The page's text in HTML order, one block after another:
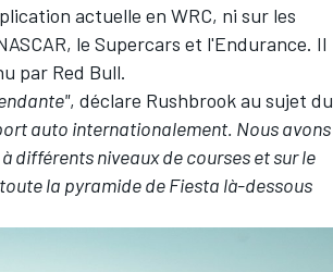
actuelle en WRC, ni sur les
le Supercars et l'Endurance. Il
par Red Bull.
, déclare Rushbrook au sujet du
auto internationalement. Nous avons
différents niveaux de courses et sur le
la pyramide de Fiesta là-dessous